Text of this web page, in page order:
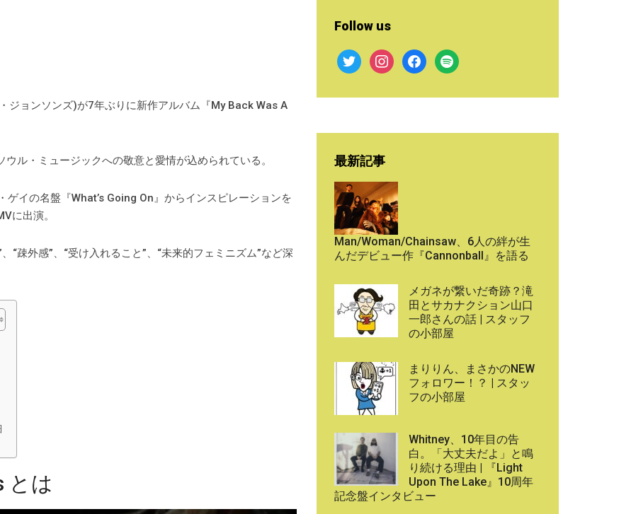
ョンソンズ)が7年ぶりに新作アルバム『My Back Was A
ル・ミュージックへの敬意と愛情が込められている。
イの名盤『What’s Going On』からインスピレーションを
に出演。
“疎外感”、“受け入れること”、“未来的フェミニズム”など深
とは
Follow us
twitter instagramfacebook
spotify
最新記事
Man/Woman/Chainsaw、6人の絆が生
んだデビュー作『Cannonball』を語る
メガネが繋いだ奇跡？滝
田とサカナクション山口
一郎さんの話 | スタッフ
の小部屋
まりりん、まさかのNEW
フォロワー！？ | スタッ
フの小部屋
Whitney、10年目の告
白。「大丈夫だよ」と鳴
り続ける理由 | 『Light
Upon The Lake』10周年
記念盤インタビュー